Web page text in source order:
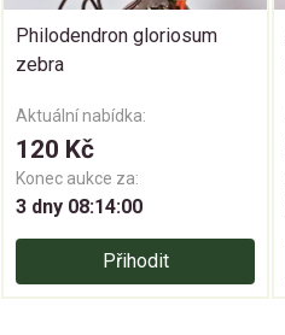
Philodendron gloriosum
zebra
Aktuální nabídka:
120 Kč
Konec aukce za:
3 dny 08:13:59
Přihodit